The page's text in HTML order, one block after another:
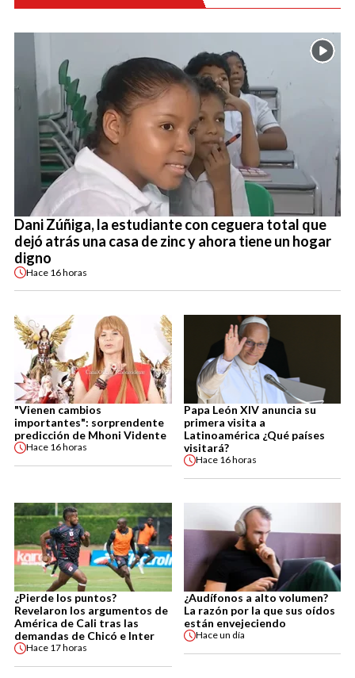
Dani Zúñiga, la estudiante con ceguera total que
dejó atrás una casa de zinc y ahora tiene un hogar
digno
Hace 16 horas
"Vienen cambios
importantes": sorprendente
predicción de Mhoni Vidente
Hace 16 horas
Papa León XIV anuncia su
primera visita a
Latinoamérica ¿Qué países
visitará?
Hace 16 horas
¿Pierde los puntos?
Revelaron los argumentos de
América de Cali tras las
demandas de Chicó e Inter
Hace 17 horas
¿Audífonos a alto volumen?
La razón por la que sus oídos
están envejeciendo
Haceun día